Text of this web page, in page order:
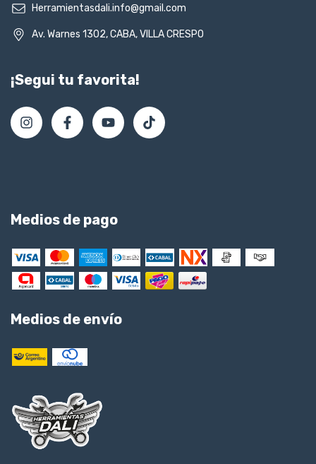
Herramientasdali.info@gmail.com
Av. Warnes 1302, CABA, VILLA CRESPO
¡Segui tu favorita!
Medios de pago
Medios de envío